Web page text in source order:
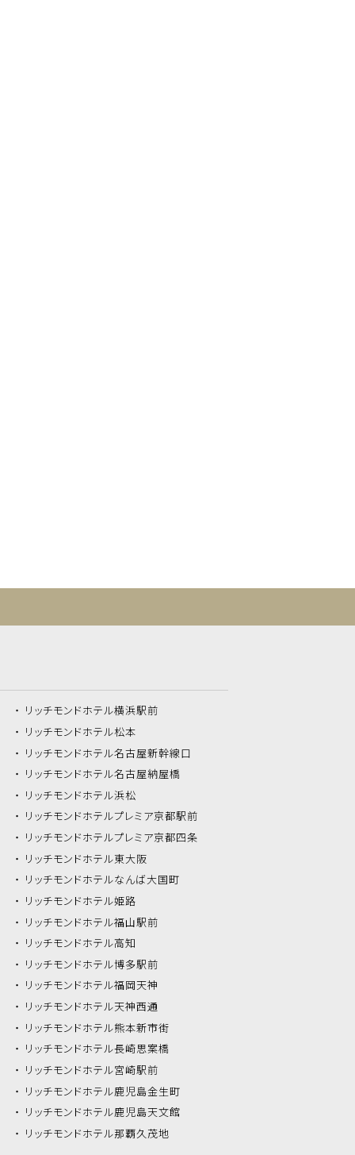
リッチモンドホテル横浜駅前
リッチモンドホテル松本
リッチモンドホテル名古屋新幹線口
リッチモンドホテル名古屋納屋橋
リッチモンドホテル浜松
リッチモンドホテルプレミア京都駅前
リッチモンドホテルプレミア京都四条
リッチモンドホテル東大阪
リッチモンドホテルなんば大国町
リッチモンドホテル姫路
リッチモンドホテル福山駅前
リッチモンドホテル高知
リッチモンドホテル博多駅前
リッチモンドホテル福岡天神
リッチモンドホテル天神西通
リッチモンドホテル熊本新市街
リッチモンドホテル長崎思案橋
リッチモンドホテル宮崎駅前
リッチモンドホテル鹿児島金生町
リッチモンドホテル鹿児島天文館
リッチモンドホテル那覇久茂地